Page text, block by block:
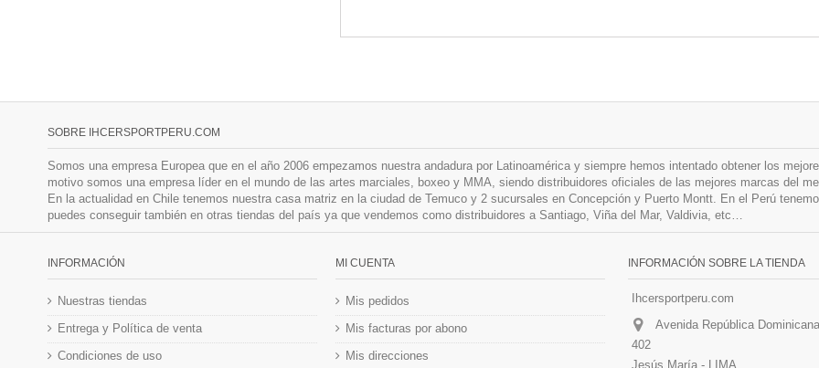
SOBRE IHCERSPORTPERU.COM
Somos una empresa Europea que en el año 2006 empezamos nuestra andadura por Latinoamérica y siempre hemos intentado obtener los
motivo somos una empresa líder en el mundo de las artes marciales, boxeo y MMA, siendo distribuidores oficiales de las mejores marcas del
En la actualidad en Chile tenemos nuestra casa matriz en la ciudad de Temuco y 2 sucursales en Concepción y Puerto Montt. En el Perú
puedes conseguir también en otras tiendas del país ya que vendemos como distribuidores a Santiago, Viña del Mar, Valdivia, etc…
INFORMACIÓN
Nuestras tiendas
Entrega y Política de venta
Condiciones de uso
MI CUENTA
Mis pedidos
Mis facturas por abono
Mis direcciones
INFORMACIÓN SOBRE LA TIENDA
Ihcersportperu.com
Avenida República
402
Jesús María - LIMA